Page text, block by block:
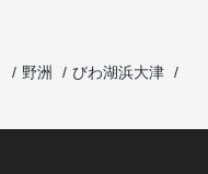
野洲
びわ湖浜大津